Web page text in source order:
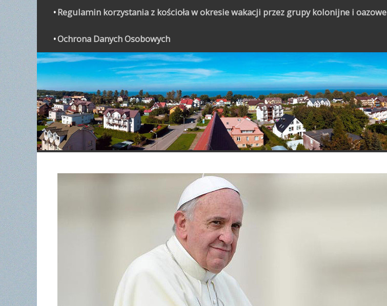
Regulamin korzystania z kościoła w okresie wakacji przez grupy kolonijne i oazowe
Ochrona Danych Osobowych
WYPOCZYNEK